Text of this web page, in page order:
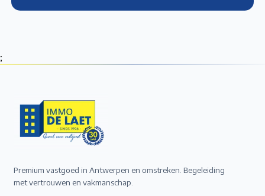
;
Premium vastgoed in Antwerpen en omstreken. Begeleiding
met vertrouwen en vakmanschap.